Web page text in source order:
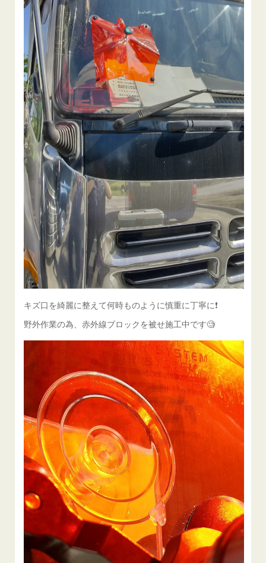
キズ口を綺麗に整えて何時ものように慎重に丁寧に❗️
野外作業の為、赤外線ブロックを被せ施工中です🧐